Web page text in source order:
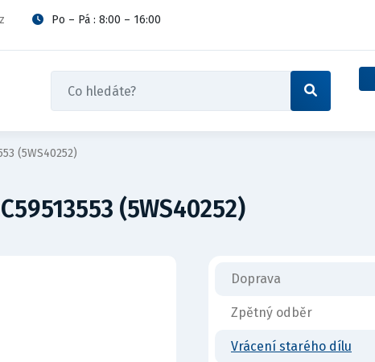
Po – Pá : 8:00 – 16:00
(5WS40252)
(5WS40252)
Doprava
Zpětný odběr
Vrácení starého dílu